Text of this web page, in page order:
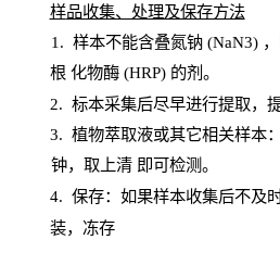
样品收集、处理及保存方法
1 . 样本不能含叠氮钠(NaN3)
根 化物酶(HRP) 的剂。
2. 标本采集后尽早进行提取，
3. 植物萃取液或其它相关样本
钟，取上清 即可检测。
4. 保存：如果样本收集后不及
装，冻存